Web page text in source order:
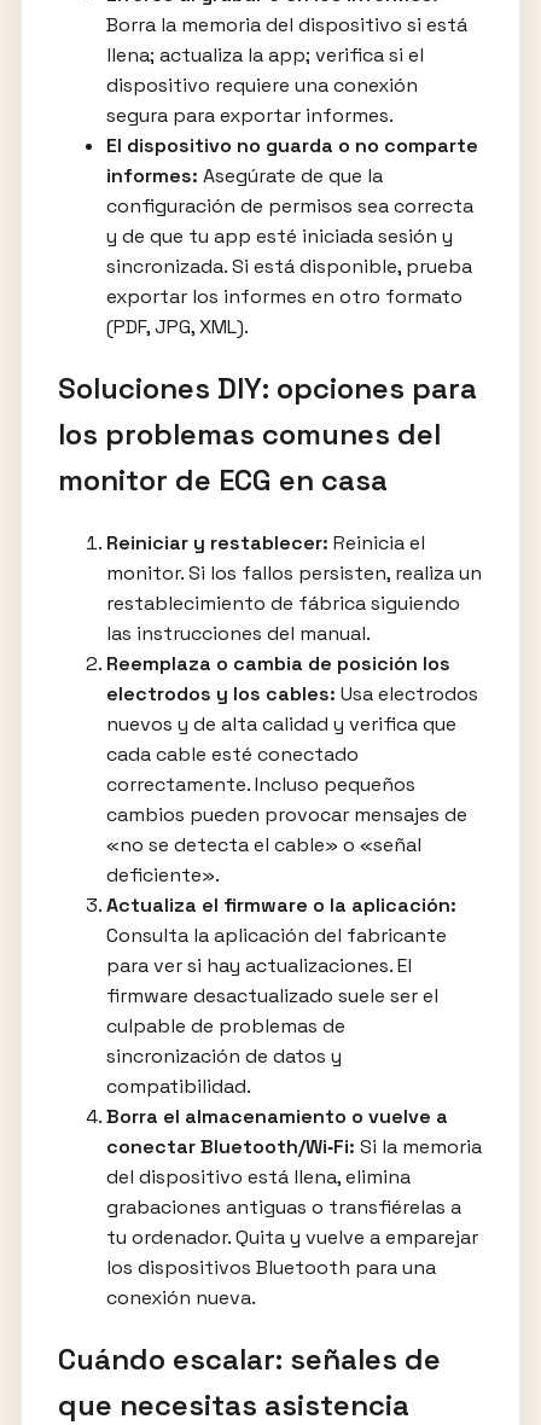
Borra la memoria del dispositivo si está
llena; actualiza la app; verifica si el
dispositivo requiere una conexión
segura para exportar informes.
El dispositivo no guarda o no comparte
informes: Asegúrate de que la
configuración de permisos sea correcta
y de que tu app esté iniciada sesión y
sincronizada. Si está disponible, prueba
exportar los informes en otro formato
(PDF, JPG, XML).
Soluciones DIY: opciones para
los problemas comunes del
monitor de ECG en casa
Reiniciar y restablecer: Reinicia el
monitor. Si los fallos persisten, realiza un
restablecimiento de fábrica siguiendo
las instrucciones del manual.
Reemplaza o cambia de posición los
electrodos y los cables: Usa electrodos
nuevos y de alta calidad y verifica que
cada cable esté conectado
correctamente. Incluso pequeños
cambios pueden provocar mensajes de
«no se detecta el cable» o «señal
deficiente».
Actualiza el firmware o la aplicación:
Consulta la aplicación del fabricante
para ver si hay actualizaciones. El
firmware desactualizado suele ser el
culpable de problemas de
sincronización de datos y
compatibilidad.
Borra el almacenamiento o vuelve a
conectar Bluetooth/Wi‑Fi: Si la memoria
del dispositivo está llena, elimina
grabaciones antiguas o transfiérelas a
tu ordenador. Quita y vuelve a emparejar
los dispositivos Bluetooth para una
conexión nueva.
Cuándo escalar: señales de
que necesitas asistencia